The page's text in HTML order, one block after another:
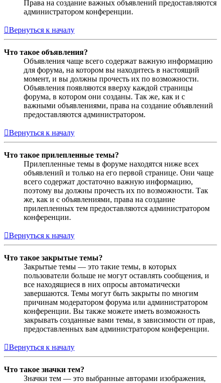
Права на создание важных объявлений предоставляются
администратором конференции.
Вернуться к началу
Что такое объявления?
Объявления чаще всего содержат важную информацию
для форума, на котором вы находитесь в настоящий
момент, и вы должны прочесть их по возможности.
Объявления появляются вверху каждой страницы
форума, в котором они созданы. Так же, как и с
важными объявлениями, права на создание объявлений
предоставляются администратором.
Вернуться к началу
Что такое прилепленные темы?
Прилепленные темы в форуме находятся ниже всех
объявлений и только на его первой странице. Они чаще
всего содержат достаточно важную информацию,
поэтому вы должны прочесть их по возможности. Так
же, как и с объявлениями, права на создание
прилепленных тем предоставляются администратором
конференции.
Вернуться к началу
Что такое закрытые темы?
Закрытые темы — это такие темы, в которых
пользователи больше не могут оставлять сообщения, и
все находящиеся в них опросы автоматически
завершаются. Темы могут быть закрыты по многим
причинам модератором форума или администратором
конференции. Вы также можете иметь возможность
закрывать созданные вами темы, в зависимости от прав,
предоставленных вам администратором конференции.
Вернуться к началу
Что такое значки тем?
Значки тем — это выбранные авторами изображения,